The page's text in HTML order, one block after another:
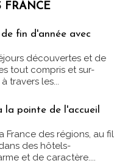
FRANCE
fin d'année avec
découvertes et de
tout compris et sur-
travers les...
la pointe de l'accueil
France des régions, au fil
des hôtels-
et de caractère....